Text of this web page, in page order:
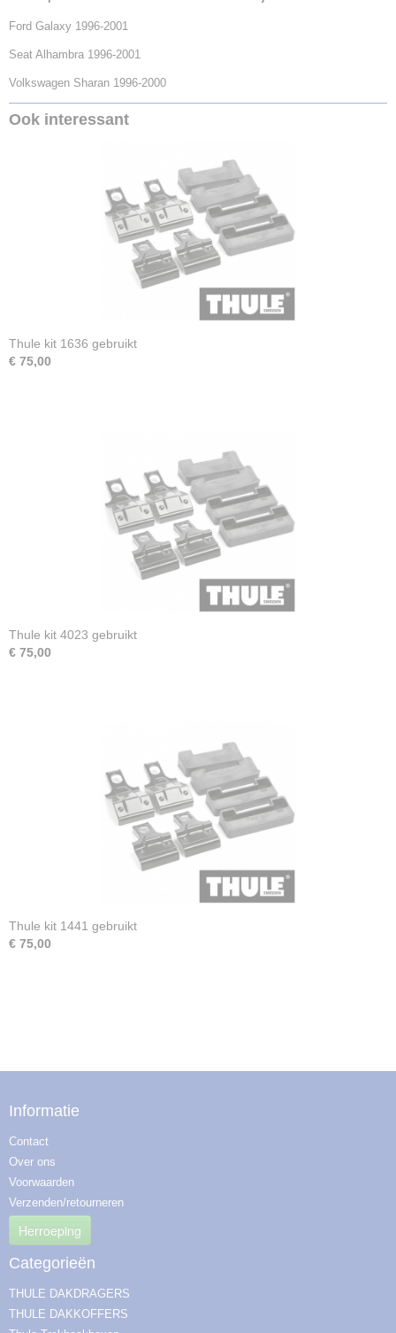
Ford Galaxy 1996-2001
Seat Alhambra 1996-2001
Volkswagen Sharan 1996-2000
Ook interessant
Thule kit 1636 gebruikt
€ 75,00
Thule kit 4023 gebruikt
€ 75,00
Thule kit 1441 gebruikt
€ 75,00
Informatie
Contact
Over ons
Voorwaarden
Verzenden/retourneren
Herroeping
Categorieën
THULE DAKDRAGERS
THULE DAKKOFFERS